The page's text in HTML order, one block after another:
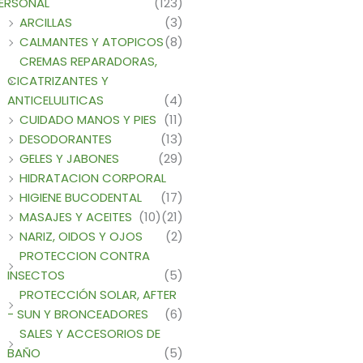
ARCILLAS
(3)
CALMANTES Y ATOPICOS(8)
CREMAS REPARADORAS,
CICATRIZANTES Y
ANTICELULITICAS
(4)
CUIDADO MANOS Y PIES (11)
DESODORANTES
(13)
GELES Y JABONES
(29)
HIDRATACION CORPORAL
(17)
HIGIENE BUCODENTAL
(21)
MASAJES Y ACEITES (10)
NARIZ, OIDOS Y OJOS
(2)
PROTECCION CONTRA
INSECTOS
(5)
PROTECCIÓN SOLAR, AFTER
- SUN Y BRONCEADORES
(6)
SALES Y ACCESORIOS DE
BAÑO
(5)